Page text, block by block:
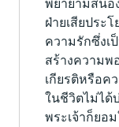
ฝ่ายเสียประ
ความรักซึ่งเ
สร้างความพ
เกียรติหรือค
ในชีวิตไม่ได้
พระเจ้าก็ยอ